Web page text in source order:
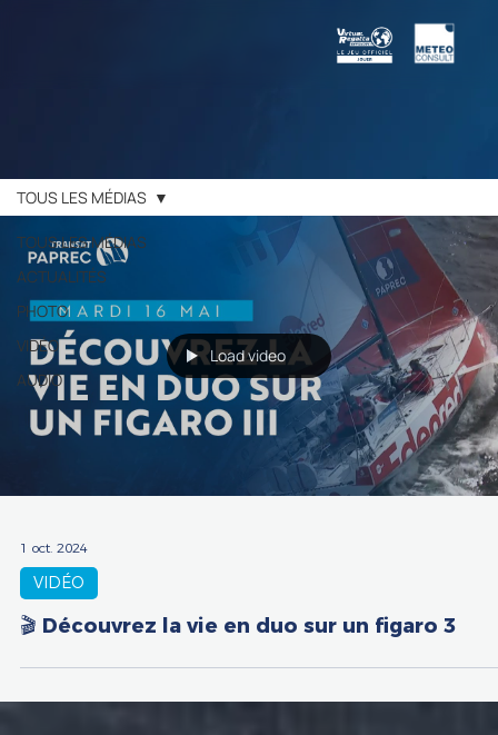
TOUS LES MÉDIAS
ACTUALITÉS
PHOTO
VIDÉO
AUDIO
TOUS LES MÉDIAS
Load video
1 oct. 2024
VIDÉO
🎬 Découvrez la vie en duo sur un figaro 3